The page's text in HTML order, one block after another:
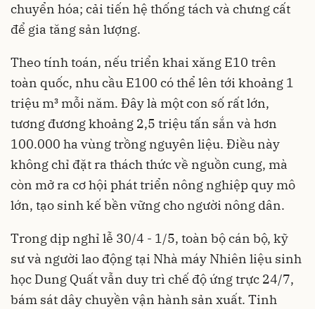
chuyển hóa; cải tiến hệ thống tách và chưng cất
để gia tăng sản lượng.
Theo tính toán, nếu triển khai xăng E10 trên
toàn quốc, nhu cầu E100 có thể lên tới khoảng 1
triệu m³ mỗi năm. Đây là một con số rất lớn,
tương đương khoảng 2,5 triệu tấn sắn và hơn
100.000 ha vùng trồng nguyên liệu. Điều này
không chỉ đặt ra thách thức về nguồn cung, mà
còn mở ra cơ hội phát triển nông nghiệp quy mô
lớn, tạo sinh kế bền vững cho người nông dân.
Trong dịp nghỉ lễ 30/4 - 1/5, toàn bộ cán bộ, kỹ
sư và người lao động tại Nhà máy Nhiên liệu sinh
học Dung Quất vẫn duy trì chế độ ứng trực 24/7,
bám sát dây chuyền vận hành sản xuất. Tinh